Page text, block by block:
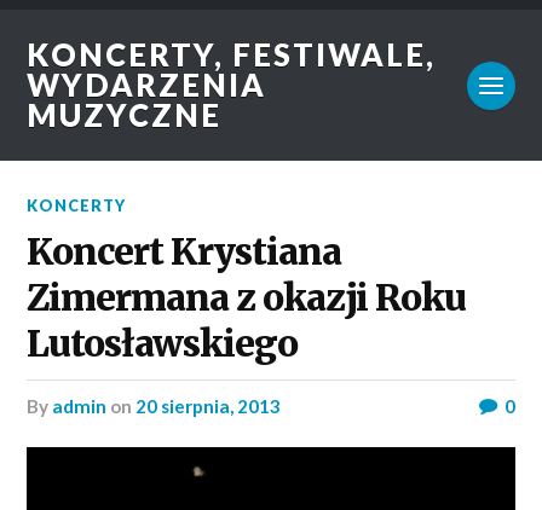
KONCERTY, FESTIWALE,
WYDARZENIA
MUZYCZNE
KONCERTY
Koncert Krystiana
Zimermana z okazji Roku
Lutosławskiego
by admin on 20 sierpnia, 2013 0